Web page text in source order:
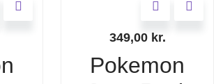
349,00 kr.
Pokemon